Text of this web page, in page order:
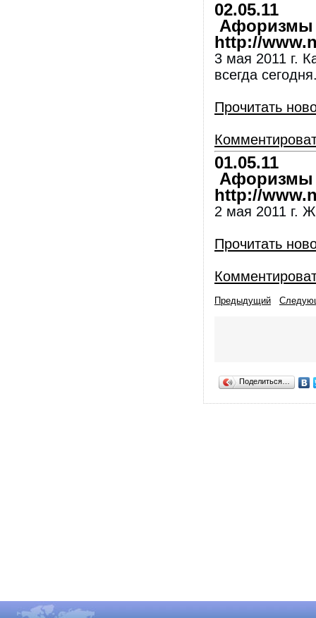
02.05.11
Афоризмы
http://
3 мая 2011 г.
всегда
Прочитать
01.05.11
Афоризмы
http://
2 мая 2011 г.
Прочитать
Предыдущий
Поделиться…